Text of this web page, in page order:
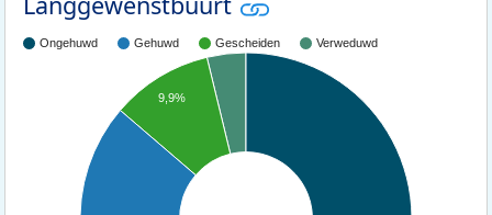
Ongehuwd Gehuwd Gescheiden Verweduwd
9,9%